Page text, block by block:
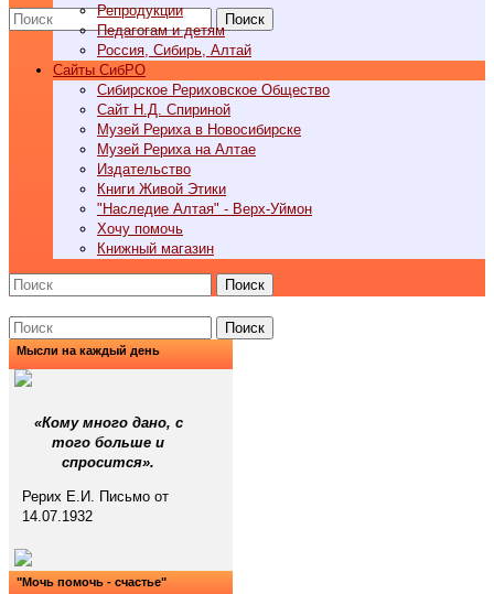
Поиск
Репродукции
Педагогам и детям
Россия, Сибирь, Алтай
Cайты СибРО
Сибирское Рериховское Общество
Сайт Н.Д. Спириной
Музей Рериха в Новосибирске
Музей Рериха на Алтае
Издательство
Книги Живой Этики
"Наследие Алтая" - Верх-Уймон
Хочу помочь
Книжный магазин
Поиск
Поиск
Мысли на каждый день
«Кому много дано, с
того больше и
спросится».
Рерих Е.И. Письмо от
14.07.1932
"Мочь помочь - счастье"